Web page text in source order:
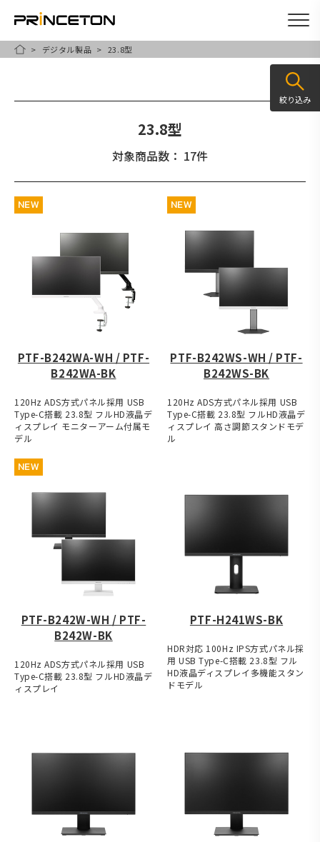
HOMEデジタル製品 23.8型
23.8型
対象商品数： 17件
NEW
PTF-B242WA-WH / PTF-
B242WA-BK
120Hz ADS方式パネル採用 USB
Type-C搭載 23.8型 フルHD液晶デ
ィスプレイ モニターアーム付属モ
デル
NEW
PTF-B242WS-WH / PTF-
B242WS-BK
120Hz ADS方式パネル採用 USB
Type-C搭載 23.8型 フルHD液晶デ
ィスプレイ 高さ調節スタンドモデ
ル
NEW
PTF-B242W-WH / PTF-
B242W-BK
120Hz ADS方式パネル採用 USB
Type-C搭載 23.8型 フルHD液晶デ
ィスプレイ
PTF-H241WS-BK
HDR対応 100Hz IPS方式パネル採
用 USB Type-C搭載 23.8型 フル
HD液晶ディスプレイ多機能スタン
ドモデル
絞り込み